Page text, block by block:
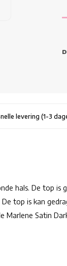
levering (1-3
hals. De top is
top is kan
Marlene Satin